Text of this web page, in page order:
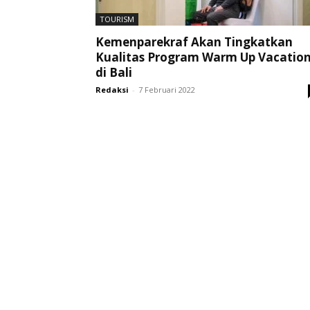
TOURISM
Kemenparekraf Akan Tingkatkan
Kualitas Program Warm Up
di Bali
Redaksi - 7 Februari 2022